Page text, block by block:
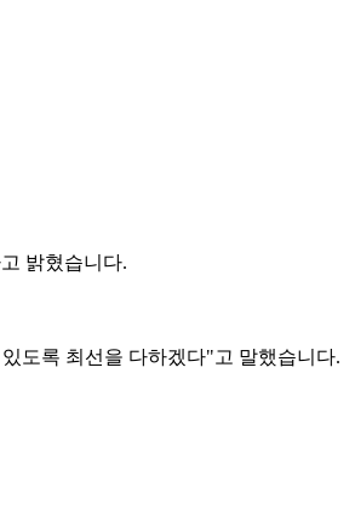
밝혔습니다.
도록 최선을 다하겠다"고 말했습니다.